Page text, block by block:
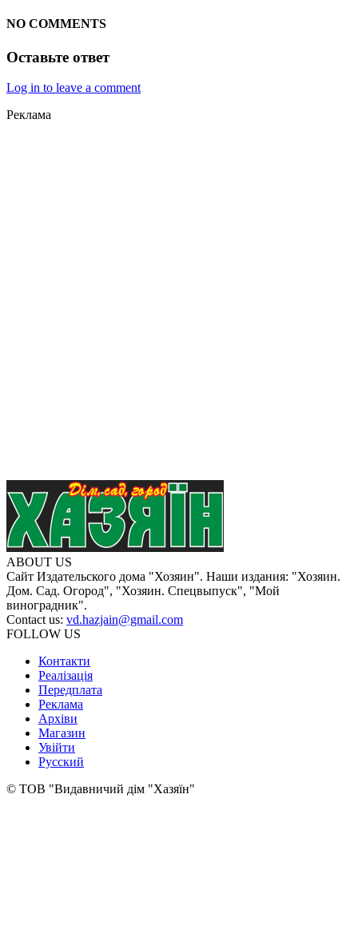
NO COMMENTS
Оставьте ответ
Log in to leave a comment
Реклама
ABOUT US
Сайт Издательского дома "Хозяин". Наши издания: "Хозяин.
Дом. Сад. Огород", "Хозяин. Спецвыпуск", "Мой
виноградник".
Contact us: vd.hazjain@gmail.com
FOLLOW US
Контакти
Реалізація
Передплата
Реклама
Архіви
Магазин
Увійти
Русский
© ТОВ "Видавничий дім "Хазяїн"